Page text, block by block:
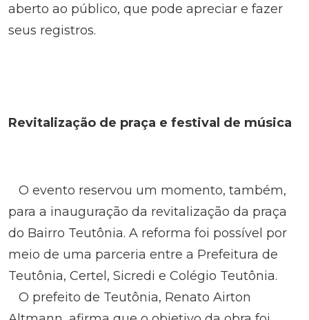
aberto ao público, que pode apreciar e fazer
seus registros.
Revitalização de praça e festival de música
O evento reservou um momento, também,
para a inauguração da revitalização da praça
do Bairro Teutônia. A reforma foi possível por
meio de uma parceria entre a Prefeitura de
Teutônia, Certel, Sicredi e Colégio Teutônia.
O prefeito de Teutônia, Renato Airton